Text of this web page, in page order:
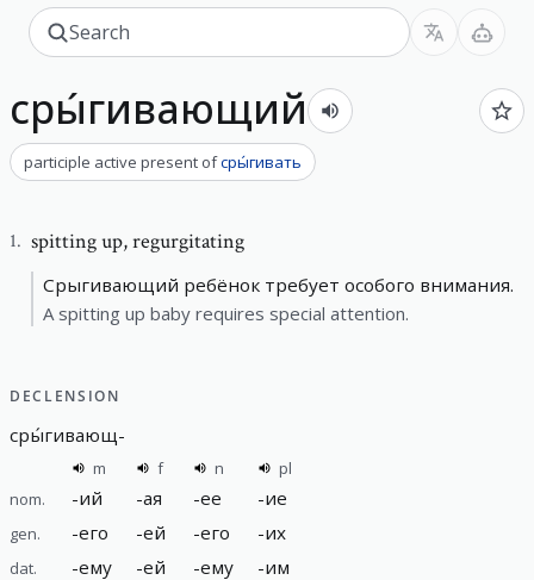
сры́гивающий
participle active present ofсры́гивать
1. spitting up,regurgitating
Срыгивающий ребёнок требует особого внимания.
A spitting up baby requires special attention.
DECLENSION
сры́гивающ-
m f n
pl
nom.
-ий -ая -ее -ие
gen. -его -ей -его -их
dat. -ему -ей -ему -им